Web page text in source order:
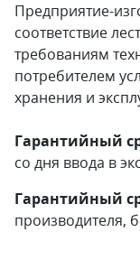
Предприятие-
соответствие
требованиям
потребителем
хранения и
Гарантийный
со дня ввода в
Гарантийный
производителя,